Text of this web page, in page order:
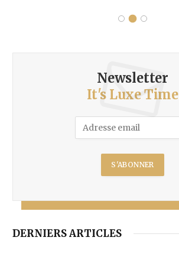
Newsletter
It's Luxe Time
DERNIERS ARTICLES